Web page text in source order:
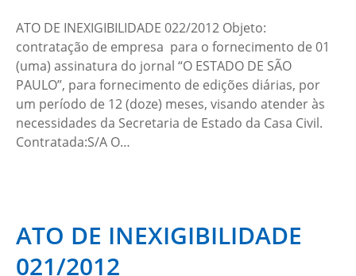
ATO DE INEXIGIBILIDADE 022/2012 Objeto:
contratação de empresa para o fornecimento de 01
(uma) assinatura do jornal “O ESTADO DE SÃO
PAULO”, para fornecimento de edições diárias, por
um período de 12 (doze) meses, visando atender às
necessidades da Secretaria de Estado da Casa Civil.
Contratada:S/A O…
ATO DE INEXIGIBILIDADE
021/2012